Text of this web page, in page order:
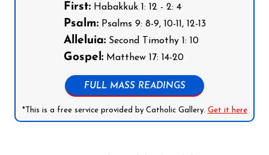
First:Habakkuk 1: 12 - 2: 4
Psalm:Psalms 9: 8-9, 10-11, 12-13
Alleluia:Second Timothy 1: 10
Gospel:Matthew 17: 14-20
FULL MASS READINGS
*This is a free service provided by Catholic Gallery. Get it here